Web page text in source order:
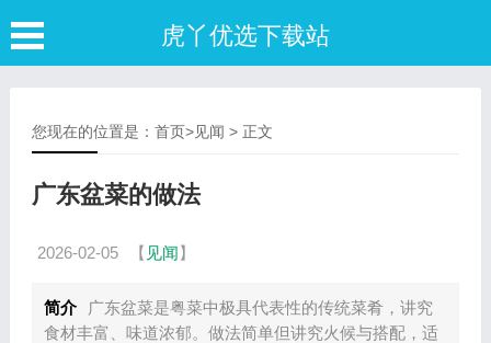
虎丫优选下载站
您现在的位置是： 首页>见闻 > 正文
广东盆菜的做法
2026-02-05 【 见闻】
简介
广东盆菜是粤菜中极具代表性的传统菜肴，讲究
食材丰富、味道浓郁。做法简单但讲究火候与搭配，适